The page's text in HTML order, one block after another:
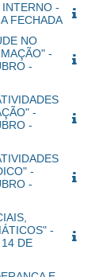
-
FECHADA
NO
-
-
-
-
-
-
-
DE